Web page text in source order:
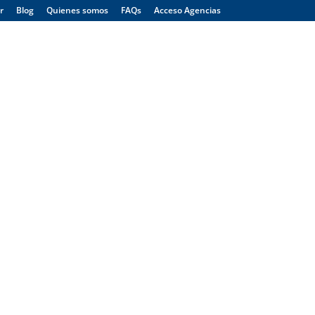
Blog Quienes somos FAQs Acceso Agencias